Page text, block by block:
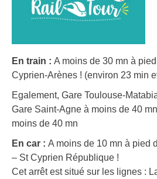
En train : A moins de 30 mn à
Cyprien-Arènes ! (environ 23 min
Egalement, Gare Toulouse-
Gare Saint-Agne à moins de 40
moins de 40 mn
En car : A moins de 10 mn à pied
– St Cyprien République !
Cet arrêt est situé sur les lignes :